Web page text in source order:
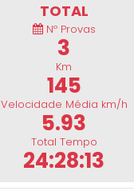
TOTAL
Nº Provas
3
Km
145
Velocidade Média km/h
5.93
Total Tempo
24:28:13